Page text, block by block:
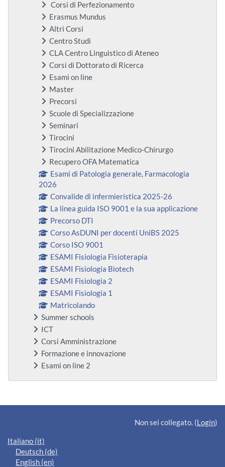
Corsi di Perfezionamento
Erasmus Mundus
Altri Corsi
Centro Studi
CLA Centro Linguistico di Ateneo
Corsi di Dottorato di Ricerca
Esami on line
Master
Precorsi
Scuole di Specializzazione
Seminari
Tirocini
Tirocini Abilitazione Medico-Chirurgo
Recupero OFA Matematica
Esami di Patologia generale, Farmacologia
2026
Convalide di infermieristica 2025-26
La linea guida ISO 9001 e la sua applicazione
Precorso DTI
Corso AsDUNI per docenti UniBS 2025
Corso ISO 9001
ESAMI Fisiologia Fisioterapia
ESAMI Fisiologia Biotech
ESAMI Fisiologia 2
ESAMI Fisiologia 1
Matricolando
Summer schools
ICT
Corsi Amministrazione
Formazione e innovazione
Esami on line 2
Blocchi supplementari
Non sei collegato. (Login)
Italiano ‎(it)‎
Deutsch ‎(de)‎
English ‎(en)‎